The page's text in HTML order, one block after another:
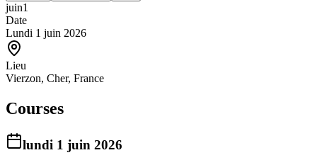
juin1
Date
Lundi 1 juin 2026
Lieu
Vierzon, Cher, France
Courses
lundi 1 juin 2026